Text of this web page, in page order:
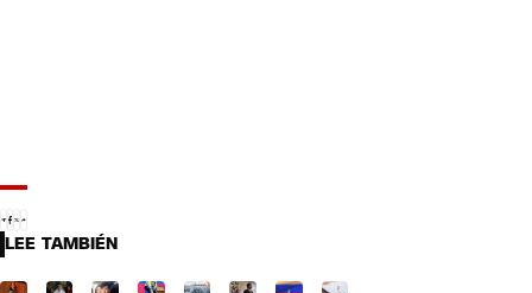
LEE TAMBIÉN